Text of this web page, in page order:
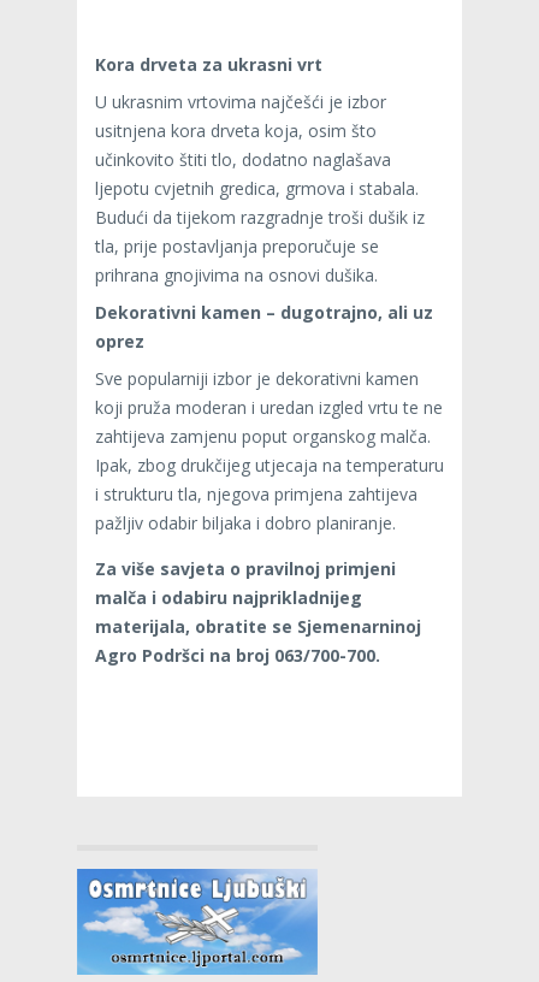
Kora drveta za ukrasni vrt
U ukrasnim vrtovima najčešći je izbor
usitnjena kora drveta koja, osim što
učinkovito štiti tlo, dodatno naglašava
ljepotu cvjetnih gredica, grmova i stabala.
Budući da tijekom razgradnje troši dušik iz
tla, prije postavljanja preporučuje se
prihrana gnojivima na osnovi dušika.
Dekorativni kamen – dugotrajno, ali uz
oprez
Sve popularniji izbor je dekorativni kamen
koji pruža moderan i uredan izgled vrtu te ne
zahtijeva zamjenu poput organskog malča.
Ipak, zbog drukčijeg utjecaja na temperaturu
i strukturu tla, njegova primjena zahtijeva
pažljiv odabir biljaka i dobro planiranje.
Za više savjeta o pravilnoj primjeni
malča i odabiru najprikladnijeg
materijala, obratite se Sjemenarninoj
Agro Podršci na broj 063/700-700.